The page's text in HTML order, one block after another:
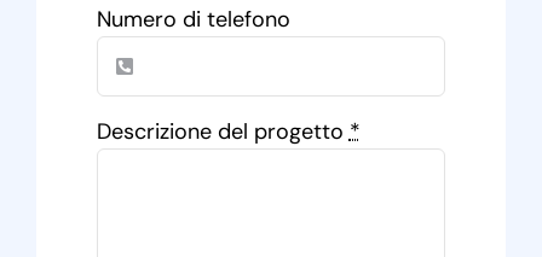
Numero di telefono
Descrizione del progetto*